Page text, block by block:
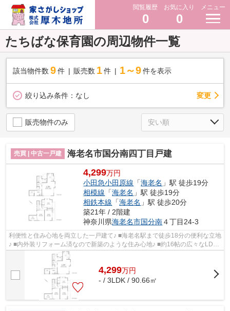
閲覧履歴
0
お気に入り
0
メニュー
たちばな保育園の周辺物件一覧
該当物件数 9件 販売数 1 件 1～9 件を表示
絞り込み条件： なし 変更
販売物件のみ
売買 | 中古一戸建 海老名市国分南四丁目戸建
4,299万円
小田急小田原線 「海老名 」駅 徒歩19分
相模線 「海老名 」駅 徒歩19分
相鉄本線 「海老名 」駅 徒歩20分
築21年 / 2階建
神奈川県海老名市国分南４丁目24-3
利便性と住み心地を両立した一戸建て♪ ■海老名駅まで徒歩18分の便利な立地
♪ ■内外装リフォーム済なので新築のような住み心地♪ ■約16帖の広々なLDK
は家族が自然と集まる快適空間♪ ■全居...
4,299万円
- / 3LDK / 90.66㎡